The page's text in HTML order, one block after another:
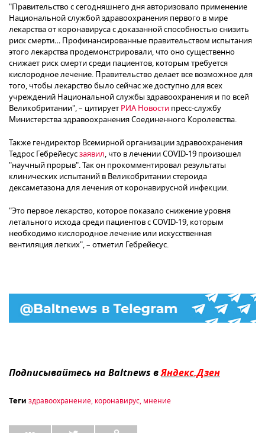
"Правительство с сегодняшнего дня авторизовало применение
Национальной службой здравоохранения первого в мире
лекарства от коронавируса с доказанной способностью снизить
риск смерти… Профинансированные правительством испытания
этого лекарства продемонстрировали, что оно существенно
снижает риск смерти среди пациентов, которым требуется
кислородное лечение. Правительство делает все возможное для
того, чтобы лекарство было сейчас же доступно для всех
учреждений Национальной службы здравоохранения и по всей
Великобритании", – цитирует РИА Новости пресс-службу
Министерства здравоохранения Соединенного Королевства.
Также гендиректор Всемирной организации здравоохранения
Тедрос Гебрейесусзаявил, что в лечении COVID-19 произошел
"научный прорыв". Так он прокомментировал результаты
клинических испытаний в Великобритании стероида
дексаметазона для лечения от коронавирусной инфекции.
"Это первое лекарство, которое показало снижение уровня
летального исхода среди пациентов с COVID-19, которым
необходимо кислородное лечение или искусственная
вентиляция легких", – отметил Гебрейесус.
Подписывайтесь на Baltnews вЯндекс.Дзен
Теги здравоохранение, коронавирус, мнение